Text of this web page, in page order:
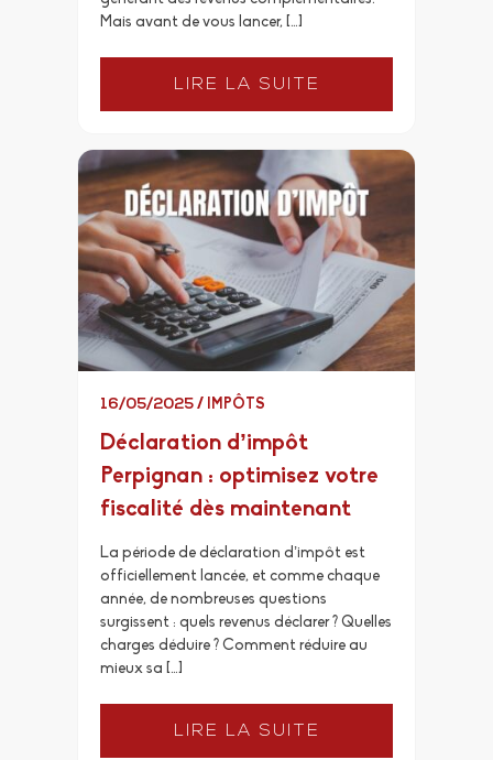
Mais avant de vous lancer, […]
LIRE LA SUITE
16/05/2025 / IMPÔTS
Déclaration d’impôt
Perpignan : optimisez votre
fiscalité dès maintenant
La période de déclaration d’impôt est
officiellement lancée, et comme chaque
année, de nombreuses questions
surgissent : quels revenus déclarer ? Quelles
charges déduire ? Comment réduire au
mieux sa […]
LIRE LA SUITE